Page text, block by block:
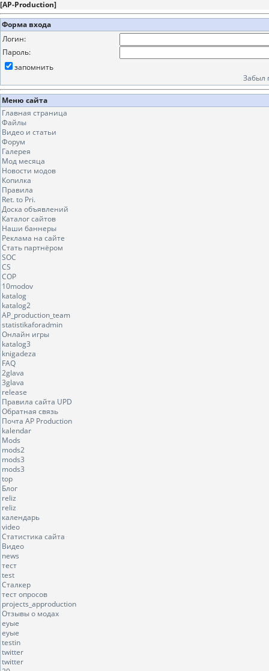
[AP-Production]
Форма входа
Логин:
Пароль:
запомнить
Забыл
Меню сайта
Главная страница
Файлы
Видео и статьи
Форум
Галерея
Мод месяца
Новости модов
Копилка
Правила
Ret. to Pri.
Доска объявлений
Каталог сайтов
Наши баннеры
Реклама на сайте
Стать партнёром
SOC
CS
COP
10modov
katalog
katalog2
AP_production_team
statistikaforadmin
Онлайн игры
katalog3
knigadeza
FAQ
2glava
3glava
release
Правила сайта UPD
Обратная связь
Почта AP Production
kalendar
Mods
mods2
mods3
mods3
top
Блог
reliz
reliz
календарь
video
Статистика сайта
Видео
news
тест
test
Сталкер
тест опросов
projects_approduction
Отзывы о модах
еуые
еуые
testin
twitter
twitter